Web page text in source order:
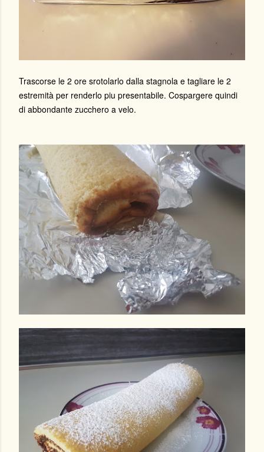
Trascorse le 2 ore srotolarlo dalla stagnola e tagliare le 2
estremità per renderlo piu presentabile. Cospargere quindi
di abbondante zucchero a velo.